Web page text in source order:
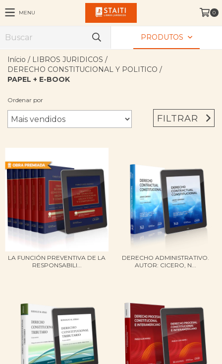
MENU 0
PRODUTOS
Início / LIBROS JURIDICOS /
DERECHO CONSTITUCIONAL Y POLITICO /
PAPEL + E-BOOK
Ordenar por
FILTRAR
LA FUNCIÓN PREVENTIVA DE LA
RESPONSABILI...
DERECHO ADMINISTRATIVO.
AUTOR: CICERO, N...